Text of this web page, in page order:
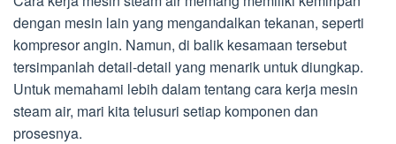
dengan mesin lain yang mengandalkan tekanan, seperti
kompresor angin. Namun, di balik kesamaan tersebut
tersimpanlah detail-detail yang menarik untuk diungkap.
Untuk memahami lebih dalam tentang cara kerja mesin
steam air, mari kita telusuri setiap komponen dan
prosesnya.